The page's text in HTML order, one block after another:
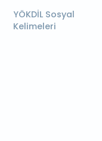
YÖKDİL Sosyal
Kelimeleri